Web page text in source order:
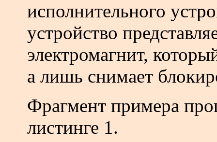
исполнительного
устройство
электромагнит,
а лишь снимает
Фрагмент примера
листинге 1.